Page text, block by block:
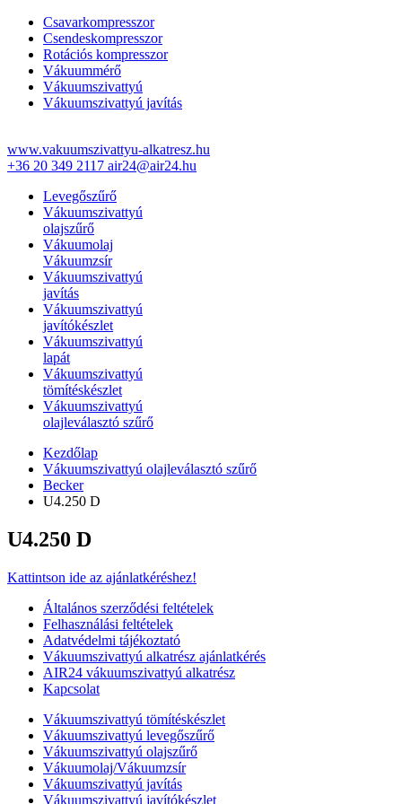
Csavarkompresszor
Csendeskompresszor
Rotációs kompresszor
Vákuummérő
Vákuumszivattyú
Vákuumszivattyú javítás
www.vakuumszivattyu-alkatresz.hu
+36 20 349 2117 air24@air24.hu
Levegőszűrő
Vákuumszivattyú
olajszűrő
Vákuumolaj
Vákuumzsír
Vákuumszivattyú
javítás
Vákuumszivattyú
javítókészlet
Vákuumszivattyú
lapát
Vákuumszivattyú
tömítéskészlet
Vákuumszivattyú
olajleválasztó szűrő
Kezdőlap
Vákuumszivattyú olajleválasztó szűrő
Becker
U4.250 D
U4.250 D
Kattintson ide az ajánlatkéréshez!
Általános szerződési feltételek
Felhasználási feltételek
Adatvédelmi tájékoztató
Vákuumszivattyú alkatrész ajánlatkérés
AIR24 vákuumszivattyú alkatrész
Kapcsolat
Vákuumszivattyú tömítéskészlet
Vákuumszivattyú levegőszűrő
Vákuumszivattyú olajszűrő
Vákuumolaj/Vákuumzsír
Vákuumszivattyú javítás
Vákuumszivattyú javítókészlet